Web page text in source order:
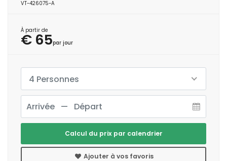
VT-426075-A
À partir de
€ 65par jour
4 Personnes
Calcul du prix par calendrier
Ajouter à vos favoris